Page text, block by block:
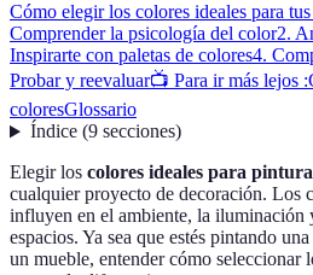
Cómo elegir los colores ideales para
Comprender la psicología del color2.
Inspirarte con paletas de colores4.
Probar y reevaluar📺 Para ir más lejos :
coloresGlossario
Índice(9 secciones)
Elegir los colores ideales para pintura
cualquier proyecto de decoración. Los
influyen en el ambiente, la iluminación
espacios. Ya sea que estés pintando
un mueble, entender cómo seleccionar